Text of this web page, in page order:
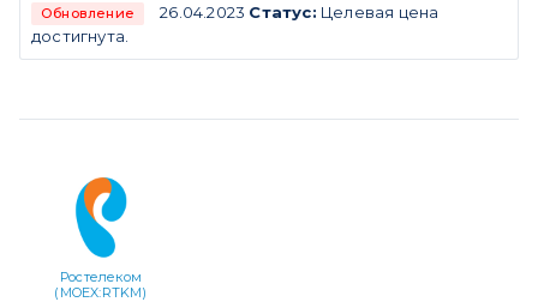
Обновление 26.04.2023 Статус: Целевая цена
достигнута.
Ростелеком
(MOEX:RTKM)